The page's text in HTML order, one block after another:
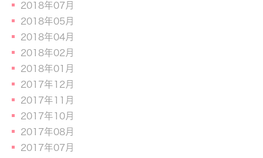
2018年07月
2018年05月
2018年04月
2018年02月
2018年01月
2017年12月
2017年11月
2017年10月
2017年08月
2017年07月